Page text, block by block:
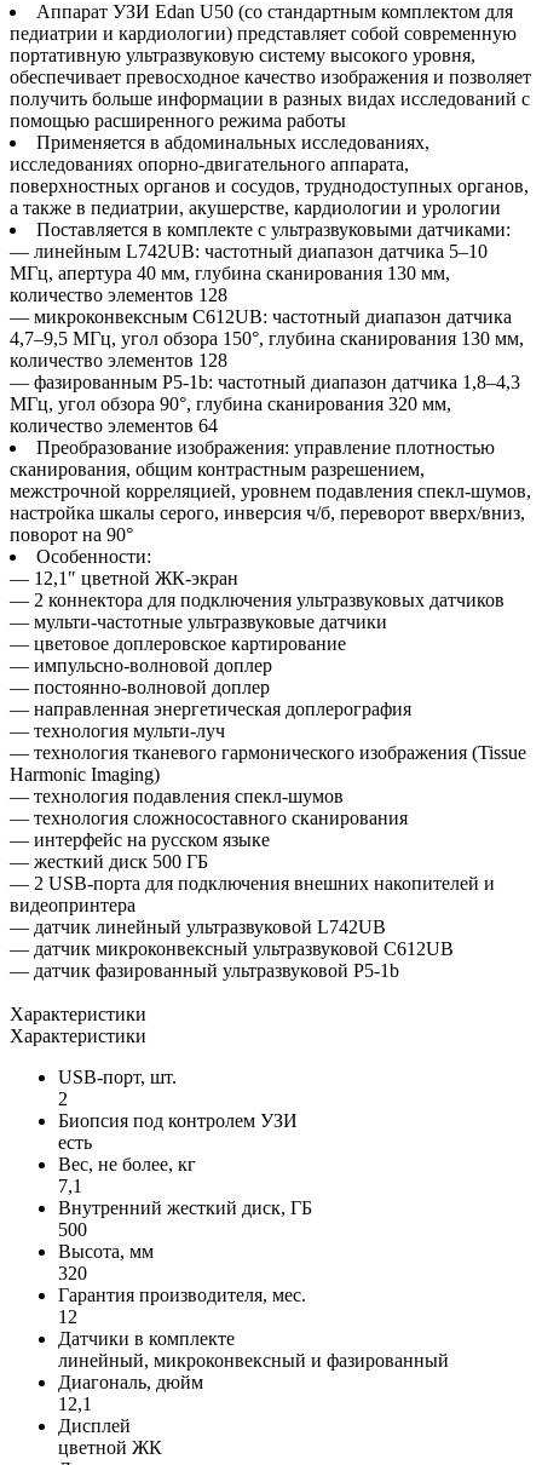
Аппарат УЗИ Edan U50 (со стандартным комплектом для
педиатрии и кардиологии) представляет собой современную
портативную ультразвуковую систему высокого уровня,
обеспечивает превосходное качество изображения и позволяет
получить больше информации в разных видах исследований с
помощью расширенного режима работы
Применяется в абдоминальных исследованиях,
исследованиях опорно-двигательного аппарата,
поверхностных органов и сосудов, труднодоступных органов,
а также в педиатрии, акушерстве, кардиологии и урологии
Поставляется в комплекте с ультразвуковыми датчиками:
— линейным L742UB: частотный диапазон датчика 5–10
МГц, апертура 40 мм, глубина сканирования 130 мм,
количество элементов 128
— микроконвексным C612UB: частотный диапазон датчика
4,7–9,5 МГц, угол обзора 150°, глубина сканирования 130 мм,
количество элементов 128
— фазированным P5-1b: частотный диапазон датчика 1,8–4,3
МГц, угол обзора 90°, глубина сканирования 320 мм,
количество элементов 64
Преобразование изображения: управление плотностью
сканирования, общим контрастным разрешением,
межстрочной корреляцией, уровнем подавления спекл-шумов,
настройка шкалы серого, инверсия ч/б, переворот вверх/вниз,
поворот на 90°
Особенности:
— 12,1″ цветной ЖК-экран
— 2 коннектора для подключения ультразвуковых датчиков
— мульти-частотные ультразвуковые датчики
— цветовое доплеровское картирование
— импульсно-волновой доплер
— постоянно-волновой доплер
— направленная энергетическая доплерография
— технология мульти-луч
— технология тканевого гармонического изображения (Tissue
Harmonic Imaging)
— технология подавления спекл-шумов
— технология сложносоставного сканирования
— интерфейс на русском языке
— жесткий диск 500 ГБ
— 2 USB-порта для подключения внешних накопителей и
видеопринтера
— датчик линейный ультразвуковой L742UB
— датчик микроконвексный ультразвуковой C612UB
— датчик фазированный ультразвуковой P5-1b
Характеристики
Характеристики
USB-порт, шт.
2
Биопсия под контролем УЗИ
есть
Вес, не более, кг
7,1
Внутренний жесткий диск, ГБ
500
Высота, мм
320
Гарантия производителя, мес.
12
Датчики в комплекте
линейный, микроконвексный и фазированный
Диагональ, дюйм
12,1
Дисплей
цветной ЖК